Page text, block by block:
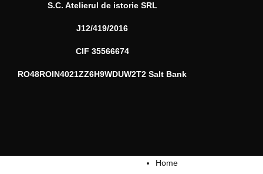
S.C. Atelierul de istorie SRL
J12/419/2016
CIF 35566674
RO48ROIN4021ZZ6H9WDUW2T2 Salt Bank
Home